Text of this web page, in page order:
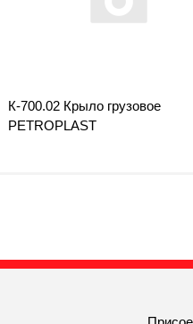
К-700.02 Крыло грузовое
PETROPLAST